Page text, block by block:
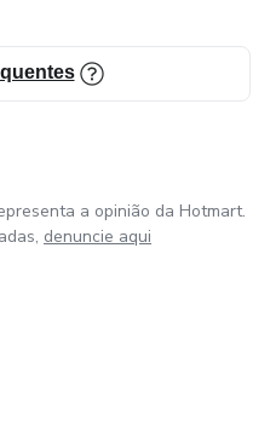
a opinião da Hotmart.
denuncie aqui